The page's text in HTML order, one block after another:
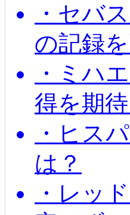
・セバ
の記録
・ミハ
得を期
・ヒス
は？
・レッ